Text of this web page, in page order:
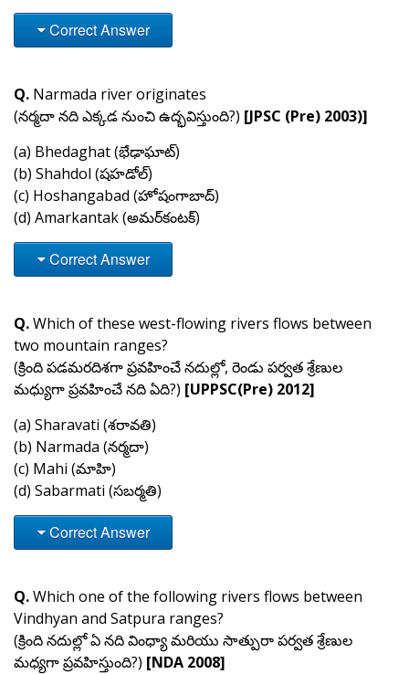
Correct Answer
Q. Narmada river originates
(నర్మదా నది ఎక్కడ నుంచి ఉద్భవిస్తుంది?) [JPSC (Pre) 2003)]
(a) Bhedaghat (భేఢాఘాట్)
(b) Shahdol (షహడోల్)
(c) Hoshangabad (హోషంగాబాద్)
(d) Amarkantak (అమర్‌కంటక్)
Correct Answer
Q.Which of these west-flowing rivers flows between
two mountain ranges?
(క్రింది పడమరదిశగా ప్రవహించే నదుల్లో, రెండు పర్వత శ్రేణుల
మధ్యుగా ప్రవహించే నది ఏది?) [UPPSC(Pre) 2012]
(a) Sharavati (శరావతి)
(b) Narmada (నర్మదా)
(c) Mahi (మాహి)
(d) Sabarmati (సబర్మతి)
Correct Answer
Q.Which one of the following rivers flows between
Vindhyan and Satpura ranges?
(క్రింది నదుల్లో ఏ నది వింధ్యా మరియు సాత్పురా పర్వత శ్రేణుల
మధ్యగా ప్రవహిస్తుంది?) [NDA 2008]